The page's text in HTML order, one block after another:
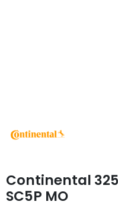
Continental
SC5P MO